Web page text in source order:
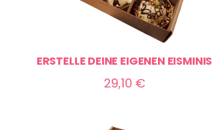
ERSTELLE DEINE EIGENEN EISMINIS
29,10 €